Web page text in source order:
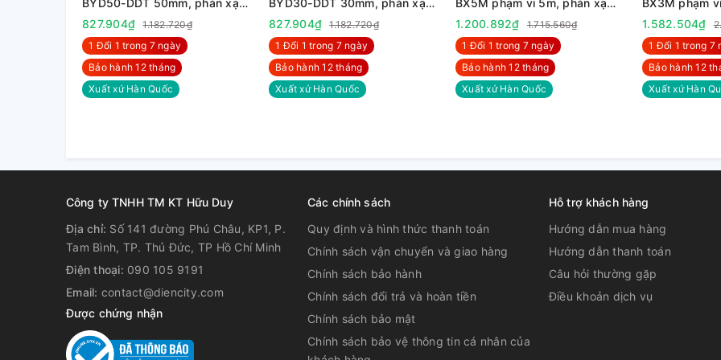
3. Tài liệu tham khảo :
+Tải Catalog
BYD50-DDT 50mm, phản xạ
hội tụ, 12-24VDC
827.904₫
1.182.720₫
1 Đổi 1 trong 7 ngày
Bảo hành 12 tháng
Xuất xứ Hàn Quốc
BYD30-DDT 30mm, phản xạ
hội tụ, 12-24VDC
827.904₫
1.182.720₫
1 Đổi 1 trong 7 ngày
Bảo hành 12 tháng
Xuất xứ Hàn Quốc
BX5M phạm vi 5m, phản xạ
gương
1.200.892₫
1.715.560₫
1 Đổi 1 trong 7 ngày
Bảo hành 12 tháng
Xuất xứ Hàn Quốc
BX3M phạm
gương
1.582.504₫
1 Đổi 1 trong 7
Bảo hành 12
Xuất xứ Hàn
Công ty TNHH TM KT Hữu Duy
Địa chỉ: Số 141 đường Phú Châu, KP1, P.
Tam Bình, TP. Thủ Đức, TP Hồ Chí Minh
Điện thoại: 090 105 9191
Email: contact@diencity.com
Được chứng nhận
Các chính sách
Quy định và hình thức thanh toán
Chính sách vận chuyển và giao hàng
Chính sách bảo hành
Chính sách đổi trả và hoàn tiền
Chính sách bảo mật
Chính sách bảo vệ thông tin cá nhân của
Hỗ trợ khách hàng
Hướng dẫn mua hàng
Hướng dẫn thanh toán
Câu hỏi thường gặp
Điều khoản dịch vụ